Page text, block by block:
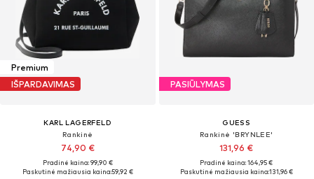
Premium
IŠPARDAVIMAS
KARL LAGERFELD
Rankinė
74,90 €
Pradinė kaina: 99,90 €
Paskutinė mažiausia kaina:59,92 €
PASIŪLYMAS
GUESS
Rankinė 'BRYNLEE'
131,96 €
Pradinė kaina: 164,95 €
Paskutinė mažiausia kaina:131,96 €